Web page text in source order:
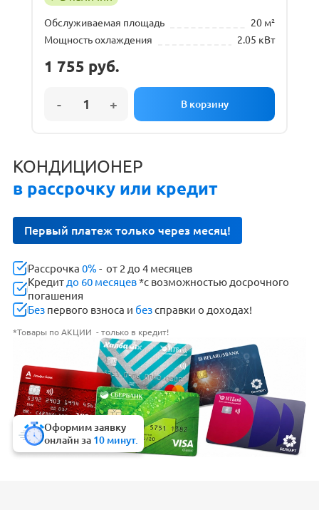
Обслуживаемая площадь
20 м²
Мощность охлаждения
2.05 кВт
1 755 руб.
КОНДИЦИОНЕР
в рассрочку или кредит
Первый платеж только через месяц!
Рассрочка0% - от 2 до 4 месяцев
Кредит до 60 месяцев*с возможностью досрочного
погашения
Без первого взноса и безсправки о доходах!
*Товары по АКЦИИ - только в кредит!
Оформим заявку
онлайн за 10 минут.